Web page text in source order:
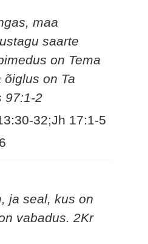
maa
saarte
on Tema
õiglus on Ta
97:1-2
32;Jh 17:1-5
ja seal, kus on
vabadus. 2Kr